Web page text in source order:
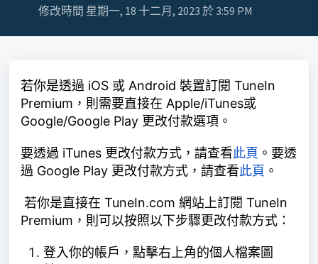
修改時間 星期一, 18 十二月, 2023 於 3:59 PM
若你是透過 iOS 或 Android 裝置訂閱 TuneIn
Premium，則需要直接在 Apple/iTunes或
Google/Google Play 更改付款選項。
要透過 iTunes 更改付款方式，請查看此頁 。要透
過 Google Play 更改付款方式，請查看此頁 。
若你是直接在 TuneIn.com 網站上訂閱 TuneIn
Premium，則可以按照以下步驟更改付款方式：
登入你的帳戶，點擊右上角的個人檔案圖